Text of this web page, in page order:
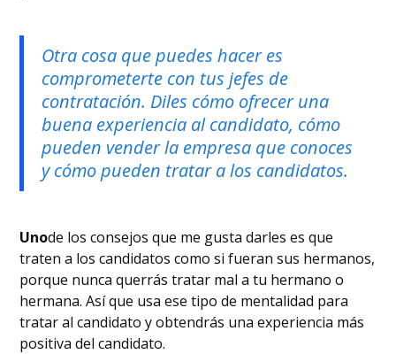
Otra cosa que puedes hacer es
comprometerte con tus jefes de
contratación. Diles cómo ofrecer una
buena experiencia al candidato, cómo
pueden vender la empresa que conoces
y cómo pueden tratar a los candidatos.
Unode los consejos que me gusta darles es que
traten a los candidatos como si fueran sus hermanos,
porque nunca querrás tratar mal a tu hermano o
hermana. Así que usa ese tipo de mentalidad para
tratar al candidato y obtendrás una experiencia más
positiva del candidato.